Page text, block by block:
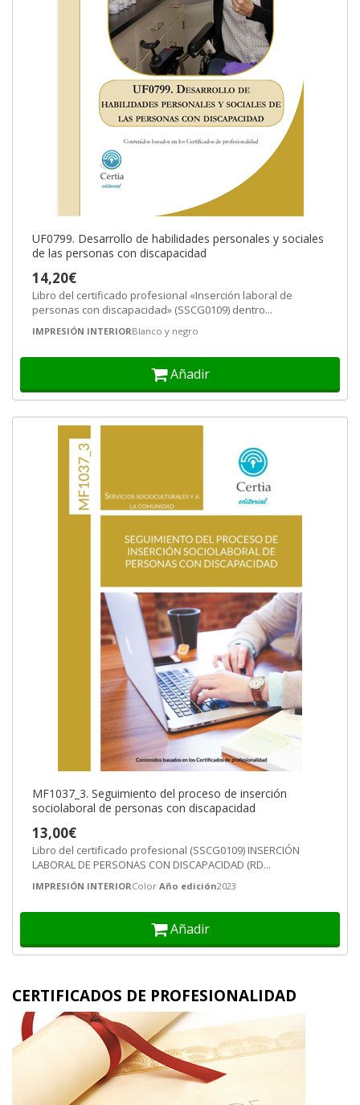
UF0799. Desarrollo de habilidades personales y sociales
de las personas con discapacidad
14,20€
Libro del certificado profesional «Inserción laboral de
personas con discapacidad» (SSCG0109) dentro...
IMPRESIÓN INTERIORBlanco y negro
Añadir
MF1037_3. Seguimiento del proceso de inserción
sociolaboral de personas con discapacidad
13,00€
Libro del certificado profesional (SSCG0109) INSERCIÓN
LABORAL DE PERSONAS CON DISCAPACIDAD (RD...
IMPRESIÓN INTERIORColor Año edición2023
Añadir
CERTIFICADOS DE PROFESIONALIDAD